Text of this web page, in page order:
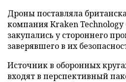
Дроны поставляла
компания Kraken
закупались у стороннего
заверявшего в их
Источник в оборонных
входят в перспективный